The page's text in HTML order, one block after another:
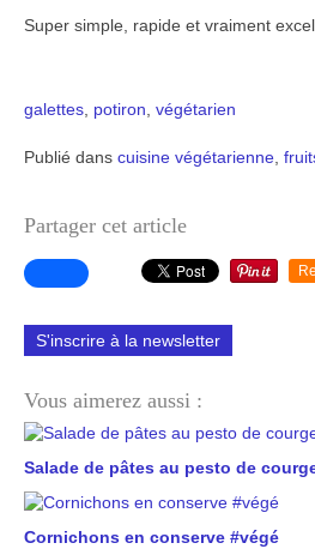
Super simple, rapide et vraiment
galettes potiron végétarien
Publié dans cuisine végétarienne
Partager cet article
S'inscrire à la newsletter
Vous aimerez aussi :
Salade de pâtes au pesto de
Cornichons en conserve #végé